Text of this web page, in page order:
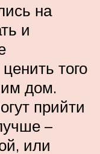
на
и
того
им дом.
прийти
–
или